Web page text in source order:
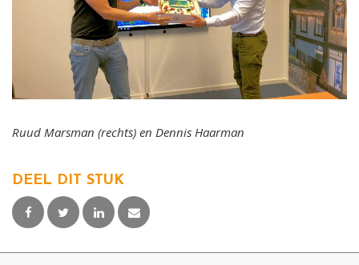
Ruud Marsman (rechts) en Dennis Haarman
DEEL DIT STUK